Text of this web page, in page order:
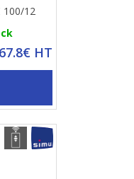
100/12
HT